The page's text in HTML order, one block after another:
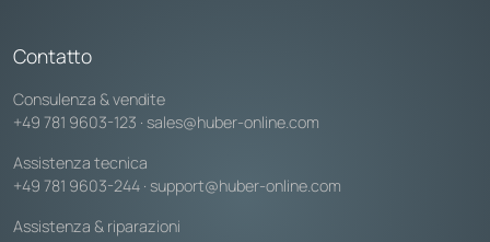
Contatto
Consulenza & vendite
+49 781 9603-123 · sales@huber-online.com
Assistenza tecnica
+49 781 9603-244 · support@huber-online.com
Assistenza & riparazioni